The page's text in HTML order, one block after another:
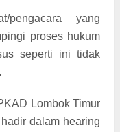
pengacara yang
proses hukum
seperti ini tidak
Lombok Timur
dalam hearing